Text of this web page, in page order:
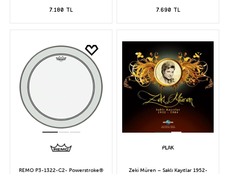
7.180 TL 7.690 TL
REMO P3-1322-C2- Powerstroke® Zeki Müren – Saklı Kayıtlar 1952-